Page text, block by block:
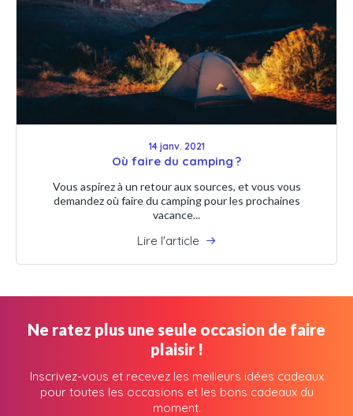
14 janv. 2021
Où faire du camping ?
Vous aspirez à un retour aux sources, et vous vous
demandez où faire du camping pour les prochaines
vacance...
Lire l'article
Ne ratez plus une seule occasion de faire
plaisir !
Inscrivez-vous et recevez les meilleurs idées cadeaux
pour toutes les occasions et les bons cadeaux du
moment.